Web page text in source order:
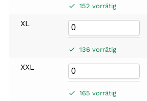
152 vorrätig
XL
136 vorrätig
XXL
165 vorrätig